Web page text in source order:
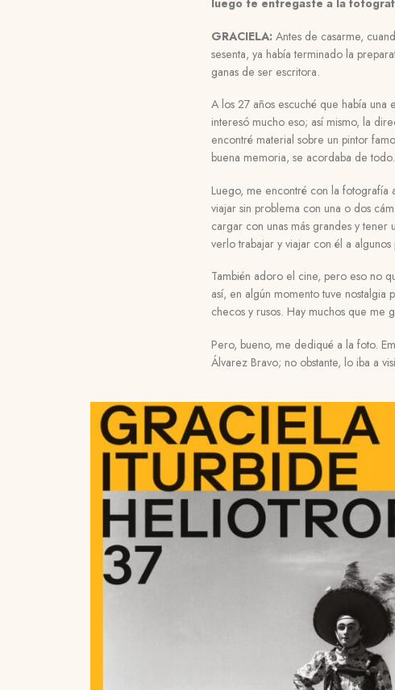
luego te entregaste a la
GRACIELA: Antes de casarme,
sesenta, ya había terminado la
ganas de ser escritora.
A los 27 años escuché que había
interesó mucho eso; así mismo, la
encontré material sobre un pintor
buena memoria, se acordaba de
Luego, me encontré con la fotografía
viajar sin problema con una o dos
cargar con unas más grandes y
verlo trabajar y viajar con él a
También adoro el cine, pero eso no
así, en algún momento tuve
checos y rusos. Hay muchos que me
Pero, bueno, me dediqué a la foto.
Álvarez Bravo; no obstante, lo iba a